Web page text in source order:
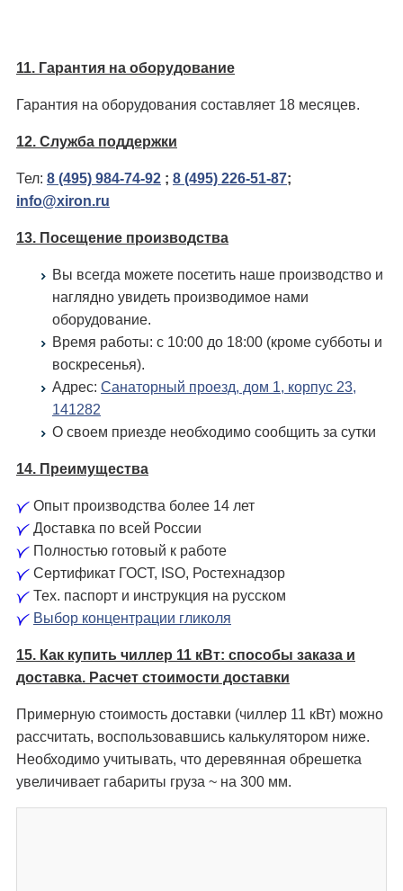
11. Гарантия на оборудование
Гарантия на оборудования составляет 18 месяцев.
12. Служба поддержки
Тел: 8 (495) 984-74-92 ; 8 (495) 226-51-87;
info@xiron.ru
13. Посещение производства
Вы всегда можете посетить наше производство и
наглядно увидеть производимое нами
оборудование.
Время работы: c 10:00 до 18:00 (кроме субботы и
воскресенья).
Адрес: Санаторный проезд, дом 1, корпус 23,
141282
О своем приезде необходимо сообщить за сутки
14. Преимущества
Опыт производства более 14 лет
Доставка по всей России
Полностью готовый к работе
Сертификат ГОСТ, ISO, Ростехнадзор
Тех. паспорт и инструкция на русском
Выбор концентрации гликоля
15. Как купить чиллер 11 кВт: способы заказа и
доставка. Расчет стоимости доставки
Примерную стоимость доставки (чиллер 11 кВт) можно
рассчитать, воспользовавшись калькулятором ниже.
Необходимо учитывать, что деревянная обрешетка
увеличивает габариты груза ~ на 300 мм.